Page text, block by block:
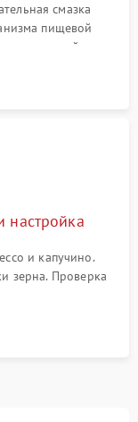
смазка
пищевой
программной
масел.
настройка
и капучино.
зерна. Проверка
напитка и
посторонних